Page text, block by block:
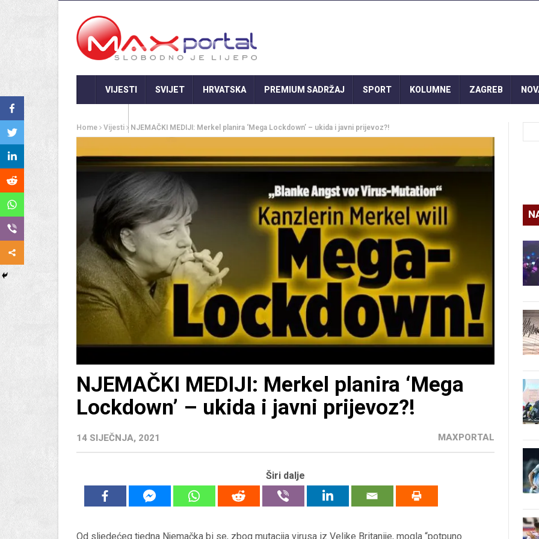
VIJESTI SVIJET HRVATSKA PREMIUM SADRŽAJ SPORT KOLUMNE ZAGREB
Home Vijesti NJEMAČKI MEDIJI: Merkel planira ‘Mega Lockdown’ – ukida i javni prijevoz?!
NJEMAČKI MEDIJI: Merkel planira ‘Mega
Lockdown’ – ukida i javni prijevoz?!
14 SIJEČNJA, 2021 MAXPORTAL
Širi dalje
Od sljedećeg tjedna Njemačka bi se, zbog mutacija virusa iz Velike Britanije, mogla “potpuno